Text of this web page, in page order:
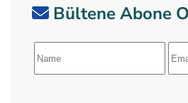
Bültene Abone